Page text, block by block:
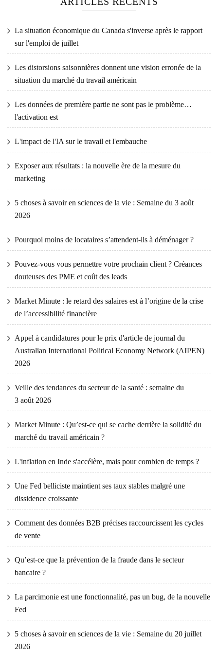
La situation économique du Canada s'inverse après le rapport
sur l'emploi de juillet
Les distorsions saisonnières donnent une vision erronée de la
situation du marché du travail américain
Les données de première partie ne sont pas le problème…
l'activation est
L'impact de l'IA sur le travail et l'embauche
Exposer aux résultats : la nouvelle ère de la mesure du
marketing
5 choses à savoir en sciences de la vie : Semaine du 3 août
2026
Pourquoi moins de locataires s’attendent-ils à déménager ?
Pouvez-vous vous permettre votre prochain client ? Créances
douteuses des PME et coût des leads
Market Minute : le retard des salaires est à l’origine de la crise
de l’accessibilité financière
Appel à candidatures pour le prix d'article de journal du
Australian International Political Economy Network (AIPEN)
2026
Veille des tendances du secteur de la santé : semaine du
3 août 2026
Market Minute : Qu’est-ce qui se cache derrière la solidité du
marché du travail américain ?
L'inflation en Inde s'accélère, mais pour combien de temps ?
Une Fed belliciste maintient ses taux stables malgré une
dissidence croissante
Comment des données B2B précises raccourcissent les cycles
de vente
Qu’est-ce que la prévention de la fraude dans le secteur
bancaire ?
La parcimonie est une fonctionnalité, pas un bug, de la nouvelle
Fed
5 choses à savoir en sciences de la vie : Semaine du 20 juillet
2026